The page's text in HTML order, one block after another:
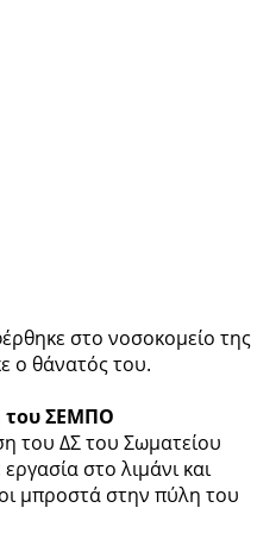
στο νοσοκομείο της
ο θάνατός του.
του ΣΕΜΠΟ
του ΔΣ του Σωματείου
στο λιμάνι και
μπροστά στην πύλη του